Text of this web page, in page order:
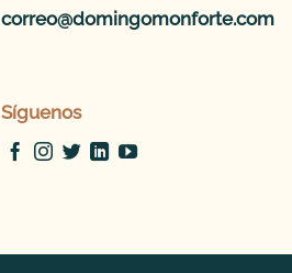
correo@domingomonforte.com
Síguenos